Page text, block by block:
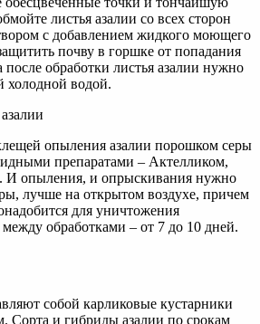
листья азалии со всех сторон
с добавлением жидкого моющего
почву в горшке от попадания
после обработки листья азалии нужно
холодной водой.
опыления азалии порошком серы
препаратами – Актелликом,
И опыления, и опрыскивания нужно
лучше на открытом воздухе, причем
для уничтожения
обработками – от 7 до 10 дней.
собой карликовые кустарники
Сорта и гибриды азалии по срокам